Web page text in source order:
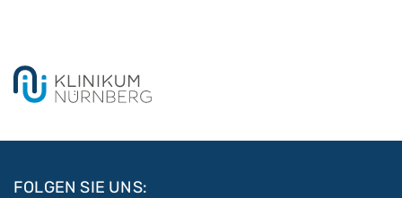
FOLGEN SIE UNS: